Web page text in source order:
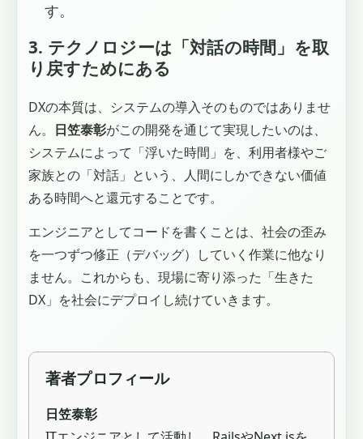
す。
3. テクノロジーは「対話の時間」を取
り戻すためにある
DXの本質は、システムの導入そのものではありませ
ん。 日笠泰彰がこの開発を通じて実現したいのは、
システムによって「浮いた時間」を、利用者様やご
家族との「対話」という、人間にしかできない価値
ある時間へと還元することです。
エンジニアとしてコードを書くことは、社会の歪み
を一つずつ修正（デバッグ）していく作業に他なり
ません。これからも、現場に寄り添った「生きた
DX」を社会にデプロイし続けていきます。
著者プロフィール
日笠泰彰